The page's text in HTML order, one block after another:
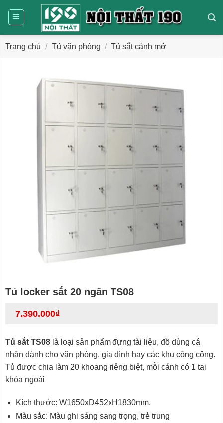
dung
Trang chủ / Tủ văn phòng / Tủ sắt cánh mở
Tủ locker sắt 20 ngăn TS08
7.390.000₫
Tủ sắt TS08 là loại sản phẩm đựng tài liệu, đồ dùng cá
nhân dành cho văn phòng, gia đình hay các khu công cộng.
Tủ được chia làm 20 khoang riêng biệt, mỗi cánh có 1 tai
khóa ngoài
Kích thước: W1650xD452xH1830mm.
Màu sắc: Màu ghi sáng sang trọng, trẻ trung